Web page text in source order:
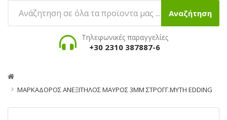
Αναζήτηση
Τηλεφωνικές παραγγελίες
+30 2310 387887-6
ΜΑΡΚΑΔΟΡΟΣ ΑΝΕΞΙΤΗΛΟΣ ΜΑΥΡΟΣ 3ΜΜ ΣΤΡΟΓΓ.ΜΥΤΗ EDDING